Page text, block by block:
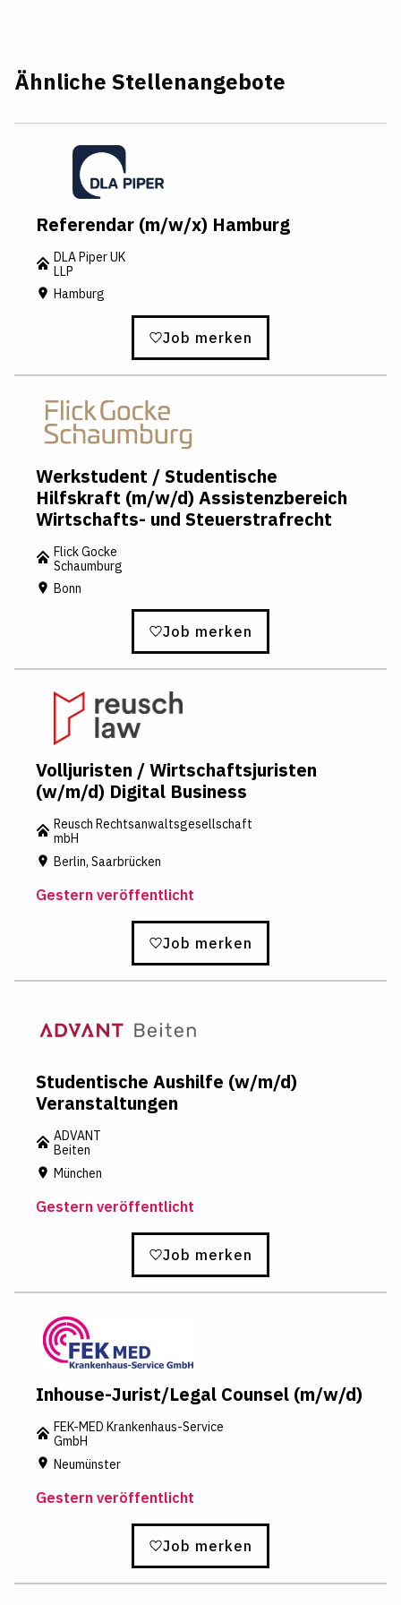
Ähnliche Stellenangebote
Referendar (m/w/x) Hamburg
DLA Piper UK
LLP
Hamburg
Job merken
Werkstudent / Studentische
Hilfskraft (m/w/d) Assistenzbereich
Wirtschafts- und Steuerstrafrecht
Flick Gocke
Schaumburg
Bonn
Job merken
Volljuristen / Wirtschaftsjuristen
(w/m/d) Digital Business
Reusch Rechtsanwaltsgesellschaft
mbH
Berlin, Saarbrücken
Gestern veröffentlicht
Job merken
Studentische Aushilfe (w/m/d)
Veranstaltungen
ADVANT
Beiten
München
Gestern veröffentlicht
Job merken
Inhouse-Jurist/Legal Counsel (m/w/d)
FEK-MED Krankenhaus-Service
GmbH
Neumünster
Gestern veröffentlicht
Job merken